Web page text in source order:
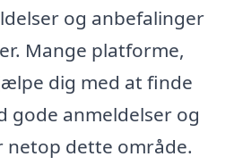
og anbefalinger
Mange platforme,
dig med at finde
gode anmeldelser og
dette område.